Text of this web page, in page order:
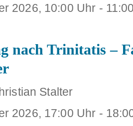
2026, 10:00 Uhr -
nach Trinitatis –
Stalter
2026, 17:00 Uhr -